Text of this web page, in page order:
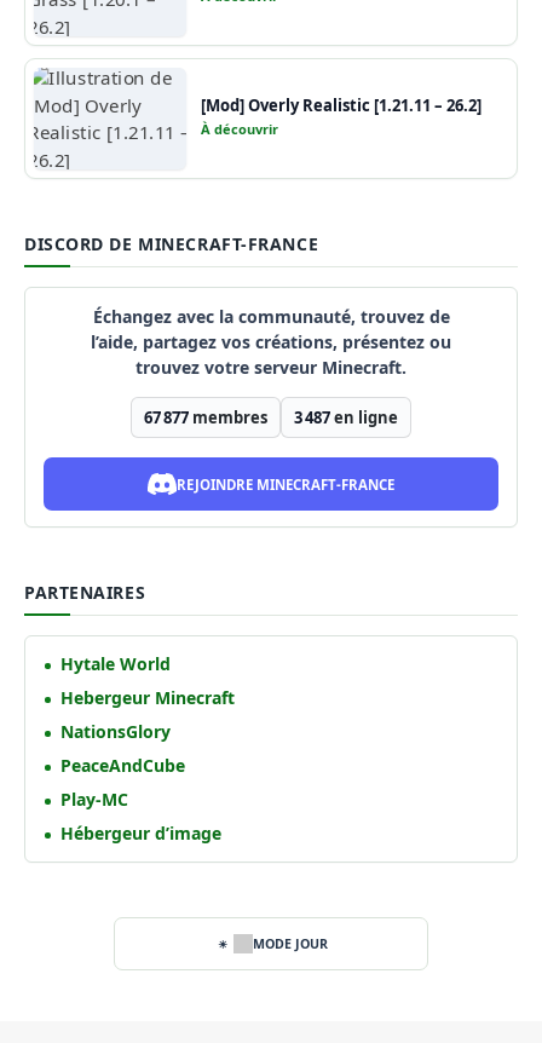
[Mod] Overly Realistic [1.21.11 – 26.2]
À découvrir
DISCORD DE MINECRAFT-FRANCE
Échangez avec la communauté, trouvez de
l’aide, partagez vos créations, présentez ou
trouvez votre serveur Minecraft.
67 877 membres 3 487en ligne
REJOINDRE MINECRAFT-FRANCE
PARTENAIRES
Hytale World
Hebergeur Minecraft
NationsGlory
PeaceAndCube
Play-MC
Hébergeur d’image
MODE JOUR